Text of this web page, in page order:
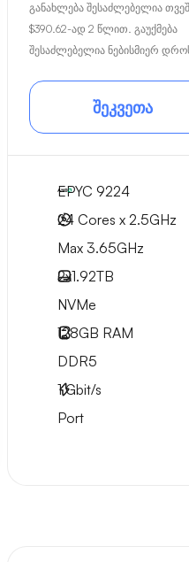
განახლება შესაძლებელია
$390.62-ად 2 წლით. გაუქმება
შესაძლებელია ნებისმიერ
შეკვეთა
EPYC 9224
24 Cores x 2.5GHz
Max 3.65GHz
2x1.92TB
NVMe
128GB RAM
DDR5
1Gbit/s
Port